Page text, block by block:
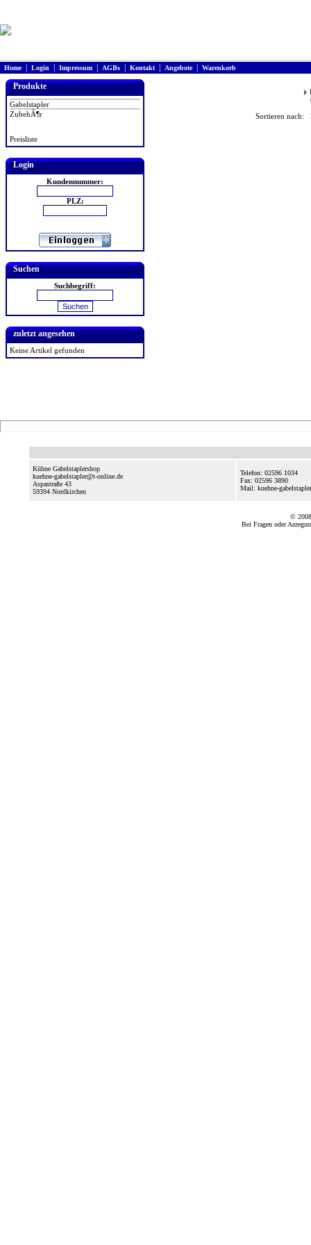
Home| Login Impressum AGBs Kontakt| Angebote| Warenkorb
Produkte
Gabelstapler
ZubehÃ¶r
Preisliste
Login
Kundennummer:
PLZ:
Suchen
Suchbegriff:
zuletzt angesehen
Keine Artikel gefunden
Sortieren nach:
Kühne Gabelstaplershop
kuehne-gabelstapler@t-online.de
Aspastraße 43
59394 Nordkirchen
Telefon: 02596 1034
Fax: 02596 3890
Mail: kuehne-
© 2008
Bei Fragen oder